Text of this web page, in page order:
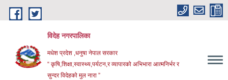
Skip to main content
विदेह नगरपालिका
मधेश प्रदेश ,धनुषा नेपाल सरकार
“ कृषि,शिक्षा,स्वास्थ्य,पर्यटन,र व्यापारको अभिभारा आत्मनिर्भर र
सुन्दर विदेहको मुल नारा ”